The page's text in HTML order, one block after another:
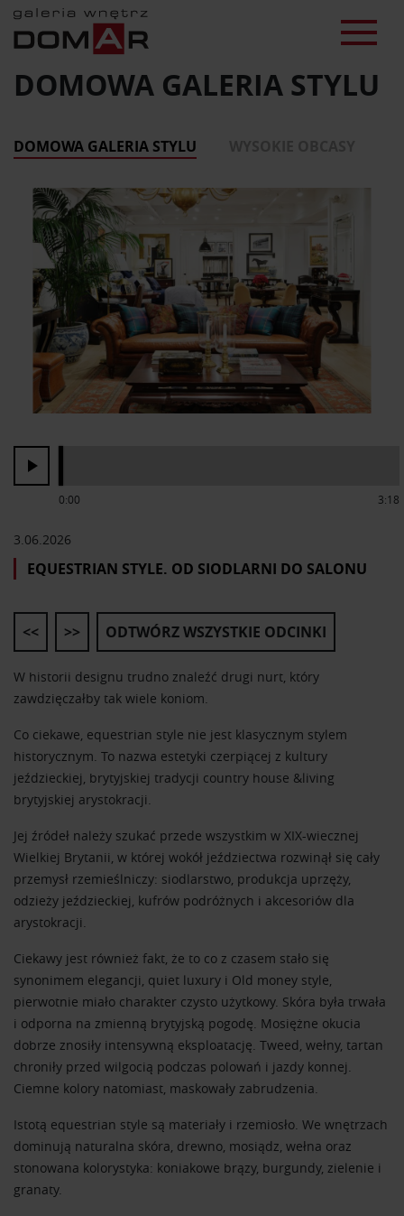
DOMOWA GALERIA STYLU
DOMOWA GALERIA STYLU
3.06.2026
EQUESTRIAN STYLE. OD SIODLARNI DO SALONU
W historii designu trudno znaleźć drugi nurt, który
zawdzięczałby tak wiele koniom.
Co ciekawe, equestrian style nie jest klasycznym stylem
historycznym. To nazwa estetyki czerpiącej z kultury
jeździeckiej, brytyjskiej tradycji country house &living
brytyjskiej arystokracji.
Jej źródeł należy szukać przede wszystkim w XIX-wiecznej
Wielkiej Brytanii, w której wokół jeździectwa rozwinął się cały
przemysł rzemieślniczy: siodlarstwo, produkcja uprzęży,
odzieży jeździeckiej, kufrów podróżnych i akcesoriów dla
arystokracji.
Ciekawy jest również fakt, że to co z czasem stało się
synonimem elegancji, quiet luxury i Old money style,
pierwotnie miało charakter czysto użytkowy. Skóra była trwała
i odporna na zmienną brytyjską pogodę. Mosiężne okucia
dobrze znosiły intensywną eksploatację. Tweed, wełny, tartan
chroniły przed wilgocią podczas polowań i jazdy konnej.
Ciemne kolory natomiast, maskowały zabrudzenia.
Istotą equestrian style są materiały i rzemiosło. We wnętrzach
dominują naturalna skóra, drewno, mosiądz, wełna oraz
stonowana kolorystyka: koniakowe brązy, burgundy, zielenie i
granaty.
0:00 3:18
<< >> ODTWÓRZ WSZYSTKIE ODCINKI